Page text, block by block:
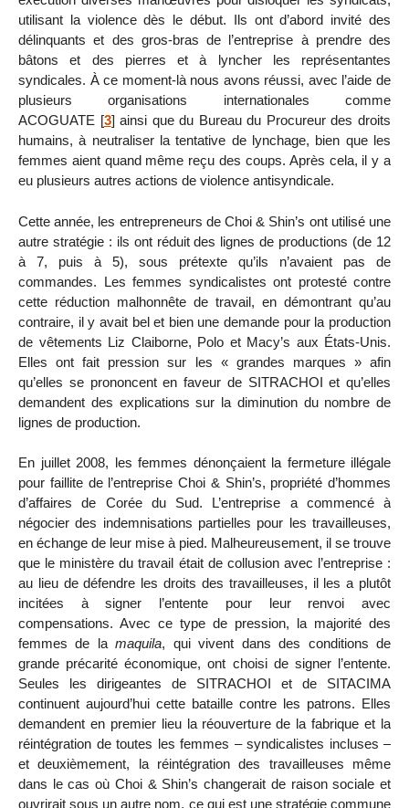
utilisant la violence dès le début. Ils ont d’abord invité des
délinquants et des gros-bras de l’entreprise à prendre des
bâtons et des pierres et à lyncher les représentantes
syndicales. À ce moment-là nous avons réussi, avec l’aide de
plusieurs organisations internationales comme
ACOGUATE [3] ainsi que du Bureau du Procureur des droits
humains, à neutraliser la tentative de lynchage, bien que les
femmes aient quand même reçu des coups. Après cela, il y a
eu plusieurs autres actions de violence antisyndicale.
Cette année, les entrepreneurs de Choi & Shin’s ont utilisé une
autre stratégie : ils ont réduit des lignes de productions (de 12
à 7, puis à 5), sous prétexte qu’ils n’avaient pas de
commandes. Les femmes syndicalistes ont protesté contre
cette réduction malhonnête de travail, en démontrant qu’au
contraire, il y avait bel et bien une demande pour la production
de vêtements Liz Claiborne, Polo et Macy’s aux États-Unis.
Elles ont fait pression sur les « grandes marques » afin
qu’elles se prononcent en faveur de SITRACHOI et qu’elles
demandent des explications sur la diminution du nombre de
lignes de production.
En juillet 2008, les femmes dénonçaient la fermeture illégale
pour faillite de l’entreprise Choi & Shin’s, propriété d’hommes
d’affaires de Corée du Sud. L’entreprise a commencé à
négocier des indemnisations partielles pour les travailleuses,
en échange de leur mise à pied. Malheureusement, il se trouve
que le ministère du travail était de collusion avec l’entreprise :
au lieu de défendre les droits des travailleuses, il les a plutôt
incitées à signer l’entente pour leur renvoi avec
compensations. Avec ce type de pression, la majorité des
femmes de lamaquila, qui vivent dans des conditions de
grande précarité économique, ont choisi de signer l’entente.
Seules les dirigeantes de SITRACHOI et de SITACIMA
continuent aujourd’hui cette bataille contre les patrons. Elles
demandent en premier lieu la réouverture de la fabrique et la
réintégration de toutes les femmes – syndicalistes incluses –
et deuxièmement, la réintégration des travailleuses même
dans le cas où Choi & Shin’s changerait de raison sociale et
ouvrirait sous un autre nom, ce qui est une stratégie commune